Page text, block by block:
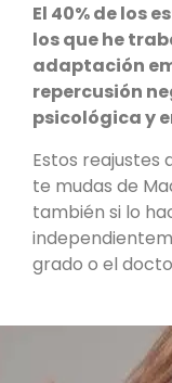
El 40% de los
los que he
adaptación
repercusión
psicológica y
Estos reajustes
te mudas de
también si lo
grado o el